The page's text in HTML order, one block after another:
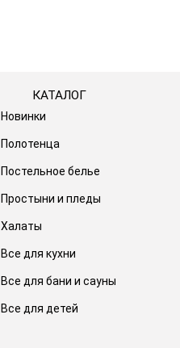
КАТАЛОГ
Новинки
Полотенца
Постельное белье
Простыни и пледы
Халаты
Все для кухни
Все для бани и сауны
Все для детей